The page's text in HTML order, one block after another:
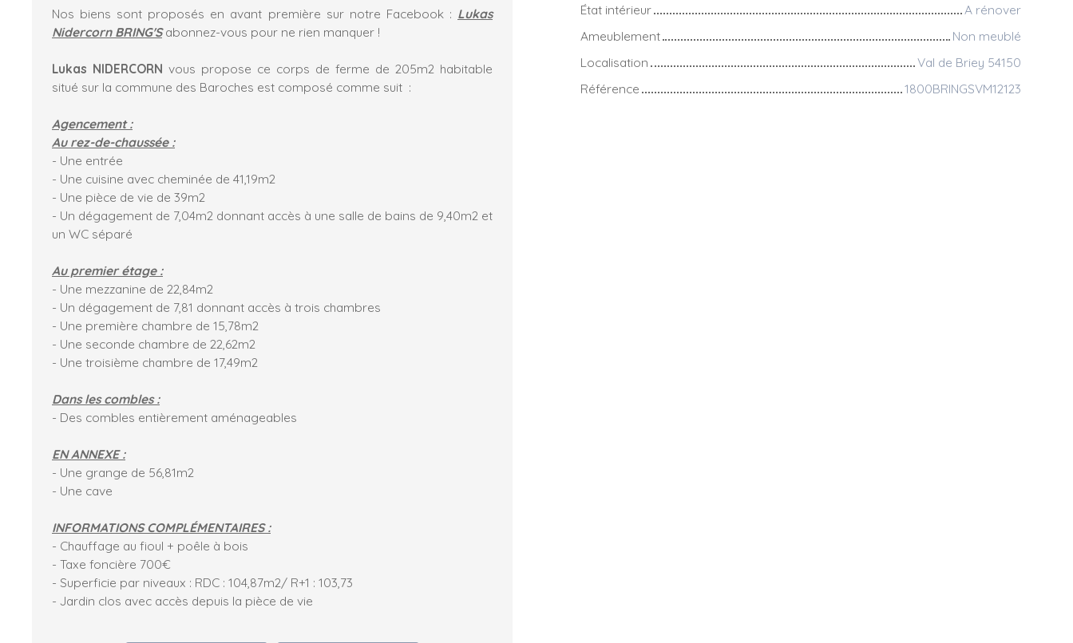
Nos biens sont proposés en avant première sur notre Facebook : Lukas
Nidercorn BRING'Sabonnez-vous pour ne rien manquer !
Lukas NIDERCORN vous propose ce corps de ferme de 205m2 habitable
situé sur la commune des Baroches est composé comme suit :
Agencement :
Au rez-de-chaussée :
- Une entrée
- Une cuisine avec cheminée de 41,19m2
- Une pièce de vie de 39m2
- Un dégagement de 7,04m2 donnant accès à une salle de bains de 9,40m2 et
un WC séparé
Au premier étage :
- Une mezzanine de 22,84m2
- Un dégagement de 7,81 donnant accès à trois chambres
- Une première chambre de 15,78m2
- Une seconde chambre de 22,62m2
- Une troisième chambre de 17,49m2
Dans les combles :
- Des combles entièrement aménageables
EN ANNEXE :
- Une grange de 56,81m2
- Une cave
INFORMATIONS COMPLÉMENTAIRES :
- Chauffage au fioul + poêle à bois
- Taxe foncière 700€
- Superficie par niveaux : RDC : 104,87m2/ R+1 : 103,73
- Jardin clos avec accès depuis la pièce de vie
État intérieur
A rénover
Ameublement
Non meublé
Localisation
Val de Briey 54150
Référence
1800BRINGSVM12123